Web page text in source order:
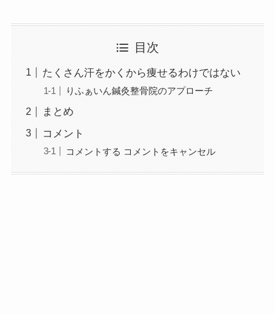
目次
たくさん汗をかくから痩せるわけではない
りふぁいん鍼灸整骨院のアプローチ
まとめ
コメント
コメントする コメントをキャンセル